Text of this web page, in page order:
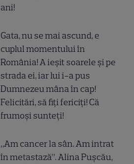
ani!
Gata, nu se mai ascund, e
cuplul momentului în
România! A ieșit soarele și pe
strada ei, iar lui i-a pus
Dumnezeu mâna în cap!
Felicitări, să fiți fericiți! Că
frumoși sunteți!
„Am cancer la sân. Am intrat
în metastază”. Alina Pușcău,